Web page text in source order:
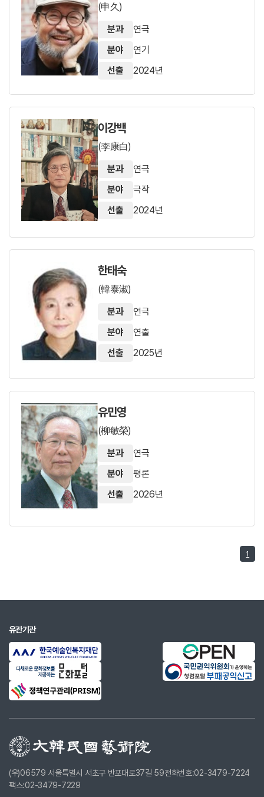
(申久)
분과
연극
분야
연기
선출
2024년
이강백
(李康白)
분과
연극
분야
극작
선출
2024년
한태숙
(韓泰淑)
분과
연극
분야
연출
선출
2025년
유민영
(柳敏榮)
분과
연극
분야
평론
선출
2026년
1
유관기관
(우)06579 서울특별시 서초구 반포대로37길 59전화번호:02-3479-7224
팩스:02-3479-7229